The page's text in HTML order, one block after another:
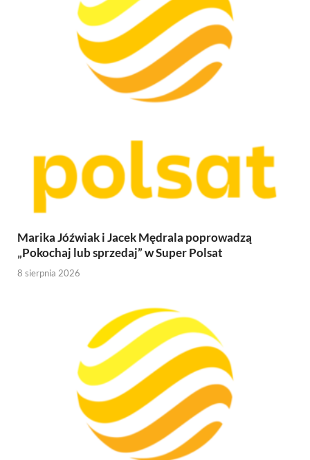
Marika Jóźwiak i Jacek Mędrala poprowadzą
„Pokochaj lub sprzedaj” w Super Polsat
8 sierpnia 2026